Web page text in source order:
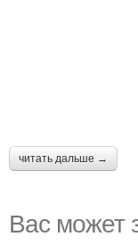
читать дальше →
Вас может